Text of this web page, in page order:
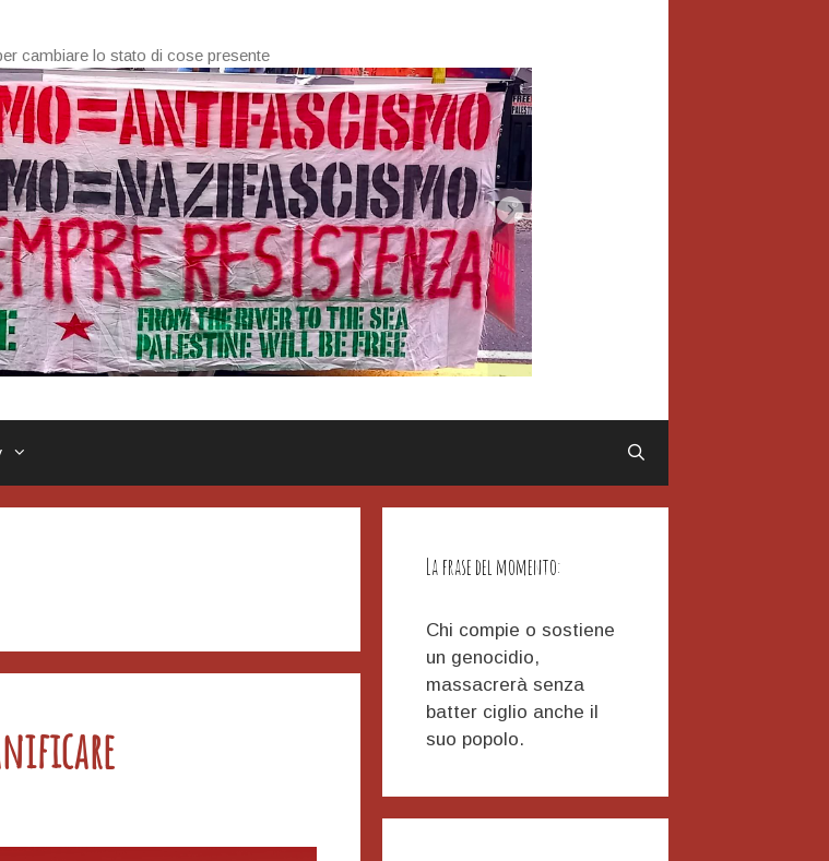
cambiare lo stato di cose presente
La frase del momento:
Chi compie o sostiene
un genocidio,
massacrerà senza
batter ciglio anche il
suo popolo.